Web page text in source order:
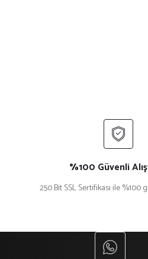
%100 Güvenli
250 Bit SSL Sertifikası ile %100